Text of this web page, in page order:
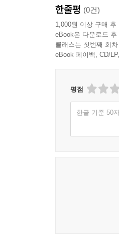
한줄평 (0건)
1,000원 이상 구매 후
eBook은 다운로드
클래스는 첫번째 회
eBook 페이백, CD/
평점
한글 기준 50